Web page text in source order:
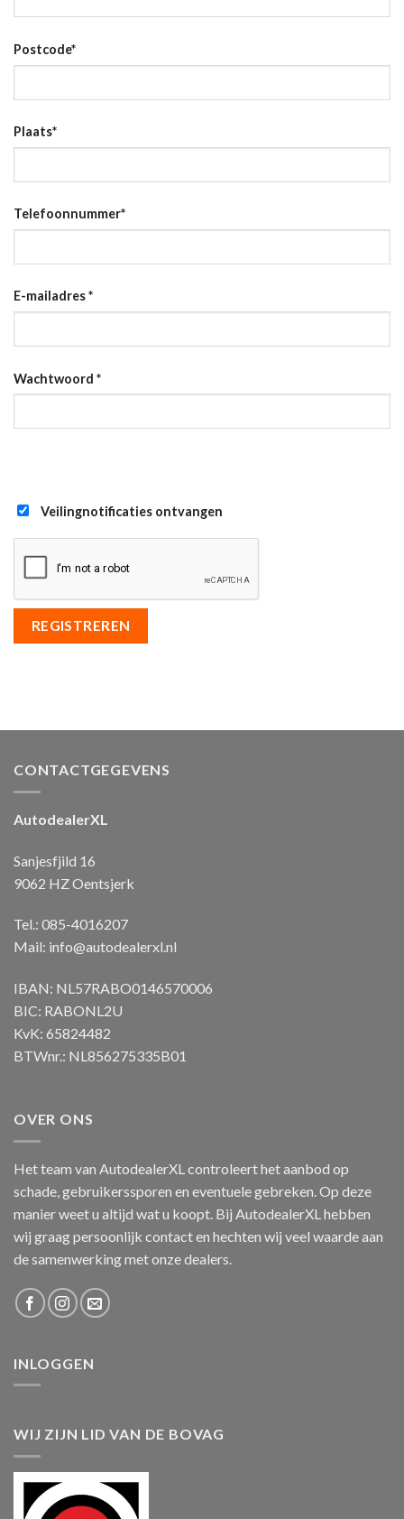
Postcode*
Plaats*
Telefoonnummer*
E-mailadres*
Wachtwoord *
Veilingnotificaties ontvangen
REGISTREREN
CONTACTGEGEVENS
AutodealerXL
Sanjesfjild 16
9062 HZ Oentsjerk
Tel.: 085-4016207
Mail: info@autodealerxl.nl
IBAN: NL57RABO0146570006
BIC: RABONL2U
KvK: 65824482
BTWnr.: NL856275335B01
OVER ONS
Het team van AutodealerXL controleert het aanbod op
schade, gebruikerssporen en eventuele gebreken. Op deze
manier weet u altijd wat u koopt. Bij AutodealerXL hebben
wij graag persoonlijk contact en hechten wij veel waarde aan
de samenwerking met onze dealers.
INLOGGEN
WIJ ZIJN LID VAN DE BOVAG